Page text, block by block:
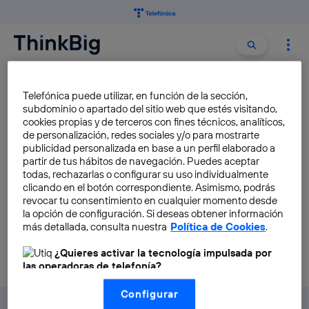
Buscar
CAROLINA MARÍN
Telefónica se convierte en el
nuevo partner tecnológico de
Carolina Marín
Antonio Gomariz
Telefónica puede utilizar, en función de la sección,
subdominio o apartado del sitio web que estés visitando,
cookies propias y de terceros con fines técnicos, analíticos,
de personalización, redes sociales y/o para mostrarte
publicidad personalizada en base a un perfil elaborado a
partir de tus hábitos de navegación. Puedes aceptar
todas, rechazarlas o configurar su uso individualmente
clicando en el botón correspondiente. Asimismo, podrás
revocar tu consentimiento en cualquier momento desde
la opción de configuración. Si deseas obtener información
más detallada, consulta nuestra Política de Cookies.
¿Quieres activar la tecnología impulsada por
las operadoras de telefonía?
Nosotros, Telefónica S.A., utilizamos la tecnología Utiq para
realizar nuestras acciones de marketing digital o análisis
Configurar